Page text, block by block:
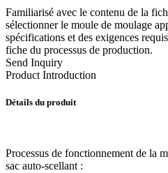
Familiarisé avec le contenu de la
sélectionner le moule de moulage
spécifications et des exigences
fiche du processus de production.
Send Inquiry
Product Introduction
Détails du produit
Processus de fonctionnement de la
sac auto-scellant :